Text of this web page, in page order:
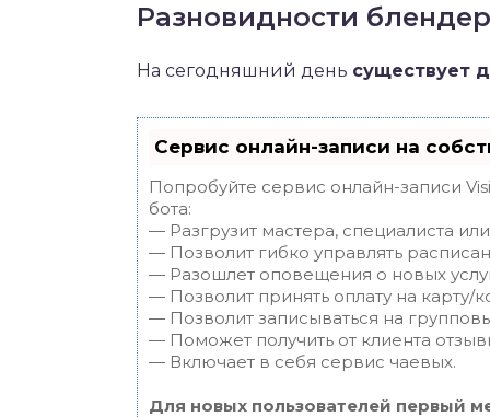
Разновидности
На сегодняшний день существует
Сервис онлайн-записи на
Попробуйте сервис онлайн-записи
бота:
— Разгрузит мастера, специалиста
— Позволит гибко управлять
— Разошлет оповещения о новых
— Позволит принять оплату на карту/
— Позволит записываться на
— Поможет получить от клиента
— Включает в себя сервис чаевых.
Для новых пользователей первый